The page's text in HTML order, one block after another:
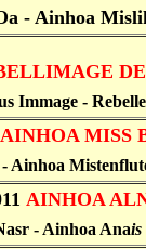
- Ainhoa
Immage -
AINHOA MISS
Ainhoa
AINHOA
- Ainhoa Anais